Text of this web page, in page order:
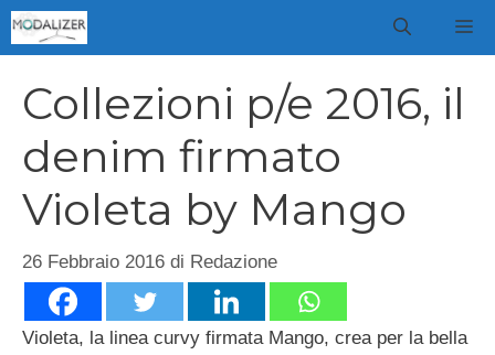
Vai
al
Collezioni p/e 2016, il
denim firmato
Violeta by Mango
26 Febbraio 2016 di Redazione
Violeta, la linea curvy firmata Mango, crea per la bella